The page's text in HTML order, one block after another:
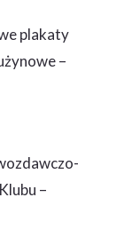
plakaty
–
–